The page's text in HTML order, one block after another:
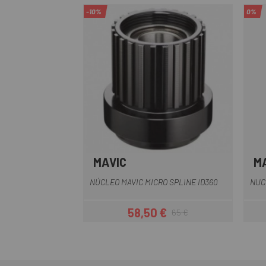
-10%
MAVIC
NÚCLEO MAVIC MICRO SPLINE ID360
Precio
58,50 €Precio regular
65 €
0%